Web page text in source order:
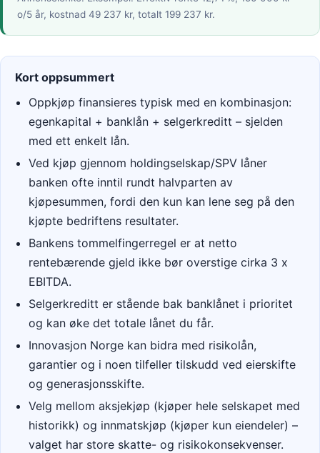
o/5 år, kostnad 49 237 kr, totalt 199 237 kr.
Kort oppsummert
Oppkjøp finansieres typisk med en kombinasjon:
egenkapital + banklån + selgerkreditt – sjelden
med ett enkelt lån.
Ved kjøp gjennom holdingselskap/SPV låner
banken ofte inntil rundt halvparten av
kjøpesummen, fordi den kun kan lene seg på den
kjøpte bedriftens resultater.
Bankens tommelfingerregel er at netto
rentebærende gjeld ikke bør overstige cirka 3 x
EBITDA.
Selgerkreditt er stående bak banklånet i prioritet
og kan øke det totale lånet du får.
Innovasjon Norge kan bidra med risikolån,
garantier og i noen tilfeller tilskudd ved eierskifte
og generasjonsskifte.
Velg mellom aksjekjøp (kjøper hele selskapet med
historikk) og innmatskjøp (kjøper kun eiendeler) –
valget har store skatte- og risikokonsekvenser.